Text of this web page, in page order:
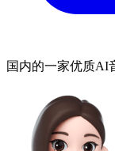
国内的一家优质AI